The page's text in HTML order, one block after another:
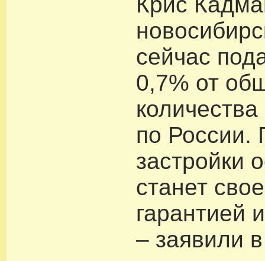
сейчас
0,7% от
по России.
застройки
станет
гарантией
– заявили